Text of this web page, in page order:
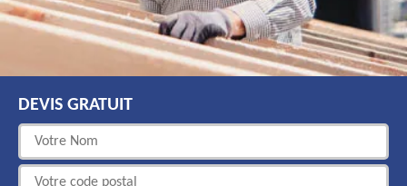
DEVIS GRATUIT